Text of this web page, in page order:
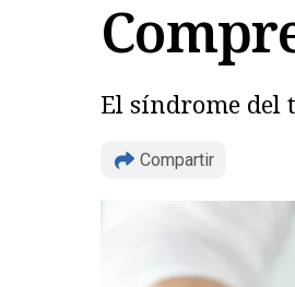
El síndrome del
Compartir